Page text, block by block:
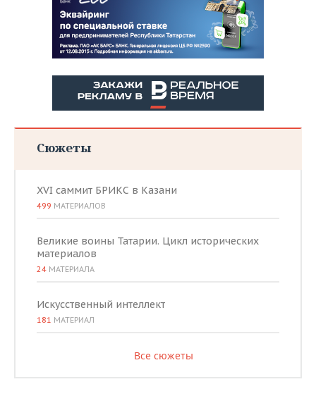
Сюжеты
XVI саммит БРИКС в Казани
499 МАТЕРИАЛОВ
Великие воины Татарии. Цикл исторических
материалов
24 МАТЕРИАЛА
Искусственный интеллект
181 МАТЕРИАЛ
Все сюжеты